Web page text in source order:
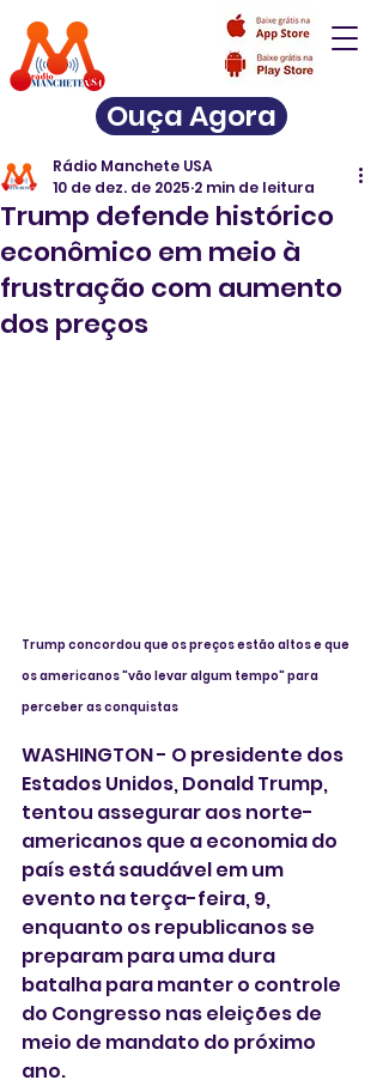
Ouça Agora
Trump defende histórico
econômico em meio à
frustração com aumento
dos preços
Rádio Manchete USA
10 de dez. de 2025 2 min de leitura
Trump concordou que os preços estão altos e que
os americanos "vão levar algum tempo" para
perceber as conquistas
WASHINGTON - O presidente dos
Estados Unidos, Donald Trump,
tentou assegurar aos norte-
americanos que a economia do
país está saudável em um
evento na terça-feira, 9,
enquanto os republicanos se
preparam para uma dura
batalha para manter o controle
do Congresso nas eleições de
meio de mandato do próximo
ano.